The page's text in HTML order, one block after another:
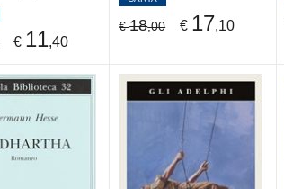
€ 11,40
€18,00 € 17,10